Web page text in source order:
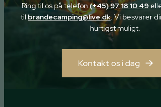
Ring til os på telefon (+45) 97 18 10 49
til brandecamping@live.dk. Vi besvarer
hurtigst muligt.
Kontakt os i dag